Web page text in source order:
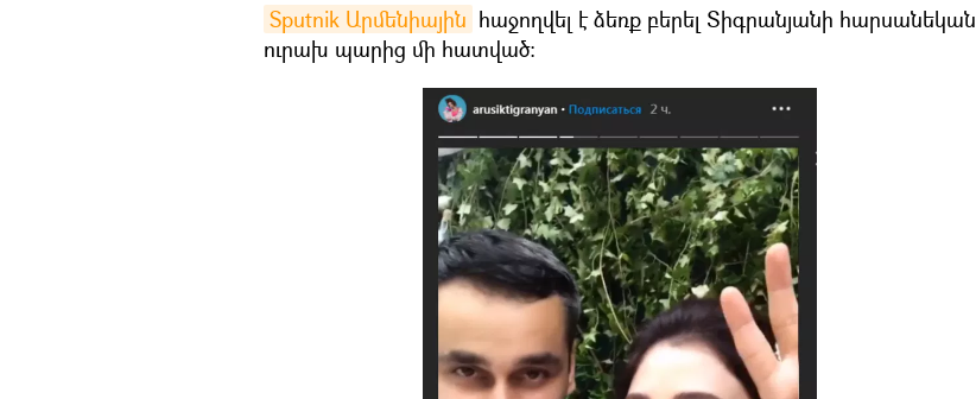
Sputnik Արմենիային հաջողվել է ձեռք բերել Տիգրանյանի հարսանեկան
ուրախ պարից մի հատված։